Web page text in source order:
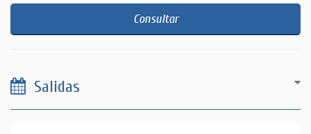
Consultar
Salidas